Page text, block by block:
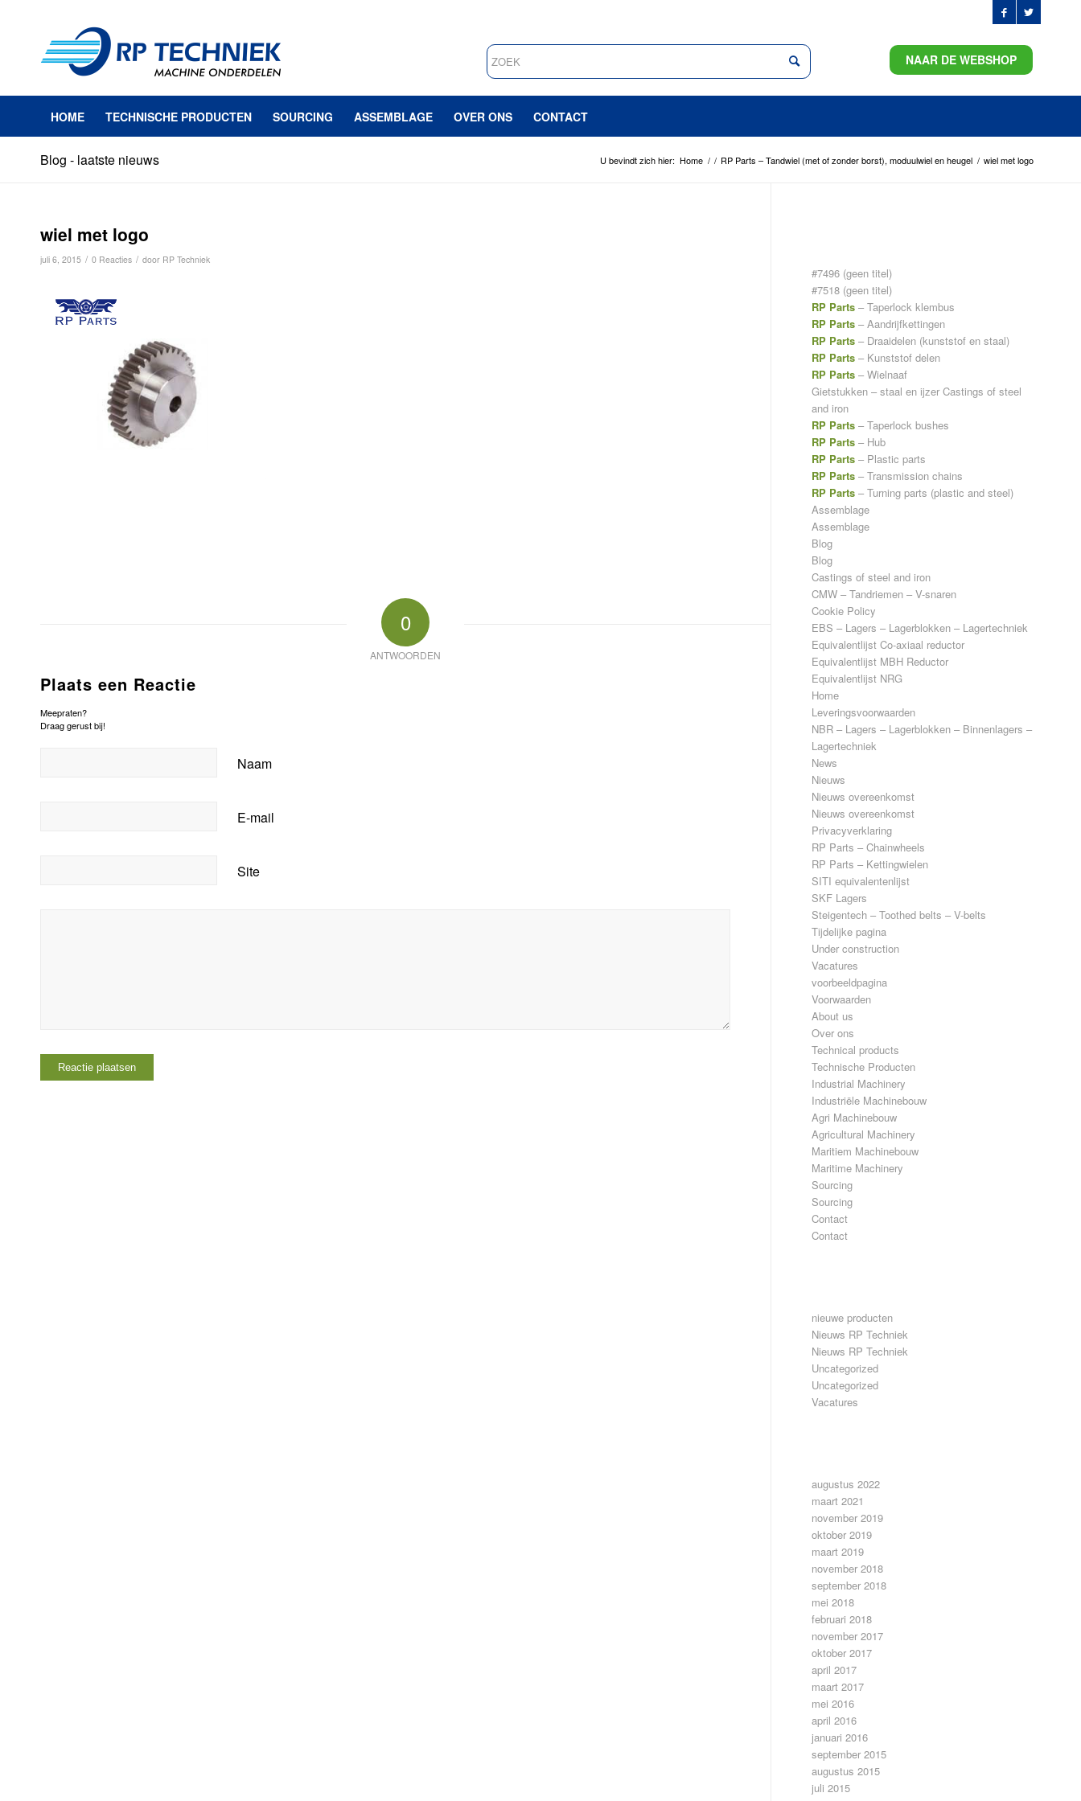
NAAR DE WEBSHOP
HOME TECHNISCHE PRODUCTEN SOURCING ASSEMBLAGE OVER ONS CONTACT
Blog - laatste nieuws U bevindt zich hier: Home / / RP Parts – Tandwiel (met of zonder borst), moduulwiel en heugel / wiel met logo
wiel met logo
juli 6, 2015 / 0 Reacties / door RP Techniek
0
ANTWOORDEN
Plaats een Reactie
Meepraten?
Draag gerust bij!
Naam
E-mail
Site
#7496 (geen titel)
#7518 (geen titel)
RP Parts– Taperlock klembus
RP Parts – Aandrijfkettingen
RP Parts – Draaidelen (kunststof en staal)
RP Parts – Kunststof delen
RP Parts – Wielnaaf
Gietstukken – staal en ijzer Castings of steel
and iron
RP Parts– Taperlock bushes
RP Parts – Hub
RP Parts – Plastic parts
RP Parts – Transmission chains
RP Parts – Turning parts (plastic and steel)
Assemblage
Assemblage
Blog
Blog
Castings of steel and iron
CMW – Tandriemen – V-snaren
Cookie Policy
EBS – Lagers – Lagerblokken – Lagertechniek
Equivalentlijst Co-axiaal reductor
Equivalentlijst MBH Reductor
Equivalentlijst NRG
Home
Leveringsvoorwaarden
NBR – Lagers – Lagerblokken – Binnenlagers –
Lagertechniek
News
Nieuws
Nieuws overeenkomst
Nieuws overeenkomst
Privacyverklaring
RP Parts – Chainwheels
RP Parts – Kettingwielen
SITI equivalentenlijst
SKF Lagers
Steigentech – Toothed belts – V-belts
Tijdelijke pagina
Under construction
Vacatures
voorbeeldpagina
Voorwaarden
About us
Over ons
Technical products
Technische Producten
Industrial Machinery
Industriële Machinebouw
Agri Machinebouw
Agricultural Machinery
Maritiem Machinebouw
Maritime Machinery
Sourcing
Sourcing
Contact
Contact
nieuwe producten
Nieuws RP Techniek
Nieuws RP Techniek
Uncategorized
Uncategorized
Vacatures
augustus 2022
maart 2021
november 2019
oktober 2019
maart 2019
november 2018
september 2018
mei 2018
februari 2018
november 2017
oktober 2017
april 2017
maart 2017
mei 2016
april 2016
januari 2016
september 2015
augustus 2015
juli 2015